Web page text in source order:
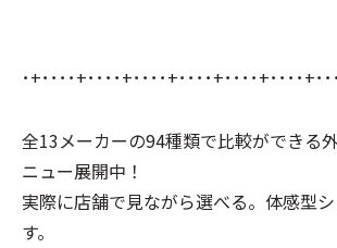
･+････+････+････+････+････+････+･･
全13メーカーの94種類で比較ができる
ニュー展開中！
実際に店舗で見ながら選べる。体感型
す。